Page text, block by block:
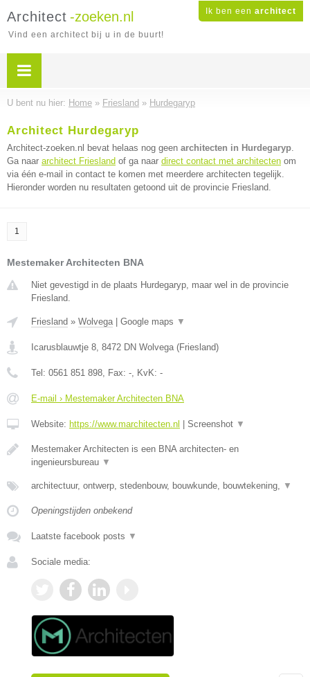
Ik ben een architect
Architect -zoeken.nl
Vind een architect bij u in de buurt!
U bent nu hier: Home » Friesland » Hurdegaryp
Architect Hurdegaryp
Architect-zoeken.nl bevat helaas nog geen architecten in Hurdegaryp.
Ga naar architect Friesland of ga naar direct contact met architecten om
via één e-mail in contact te komen met meerdere architecten tegelijk.
Hieronder worden nu resultaten getoond uit de provincie Friesland.
1
Mestemaker Architecten BNA
Niet gevestigd in de plaats Hurdegaryp, maar wel in de provincie
Friesland.
Friesland » Wolvega| Google maps ▼
Icarusblauwtje 8, 8472 DN Wolvega(Friesland)
Tel: 0561 851 898, Fax: -, KvK: -
E-mail › Mestemaker Architecten BNA
Website: https://www.marchitecten.nl Screenshot ▼
Mestemaker Architecten is een BNA architecten- en
ingenieursbureau ▼
architectuur, ontwerp, stedenbouw, bouwkunde, bouwtekening, ▼
Openingstijden onbekend
Laatste facebook posts ▼
Sociale media: